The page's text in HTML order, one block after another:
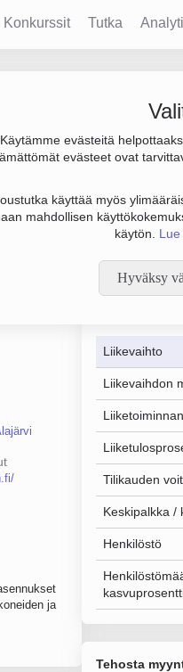
Konkurssit Tutka
Käytämme evästeitä
evästeet ovat
käyttää myös
mahdollisen
käytön.
Hyväksy
833 000 € ja
yhtiömuoto Osakeyhtiö
Traficom
ja
Liikevaihto
Liikevaihdon
Tilikauden
Keskipalkka /
Henkilöstö
Tehosta